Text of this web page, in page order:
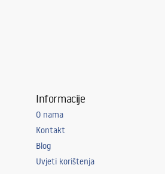
Informacije
O nama
Kontakt
Blog
Uvjeti korištenja